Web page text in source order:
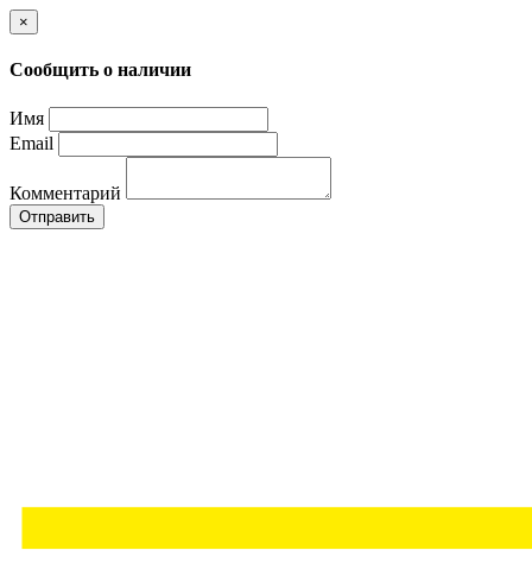
×
Сообщить о наличии
Имя
Email
Комментарий
Отправить